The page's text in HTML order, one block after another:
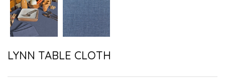
LYNN TABLE CLOTH